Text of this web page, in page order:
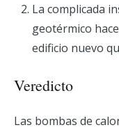
La complicada
geotérmico
edificio nuevo
Veredicto
Las bombas de